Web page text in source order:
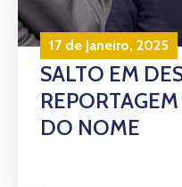
17 de Janeiro, 2025
SALTO EM
DO NOME